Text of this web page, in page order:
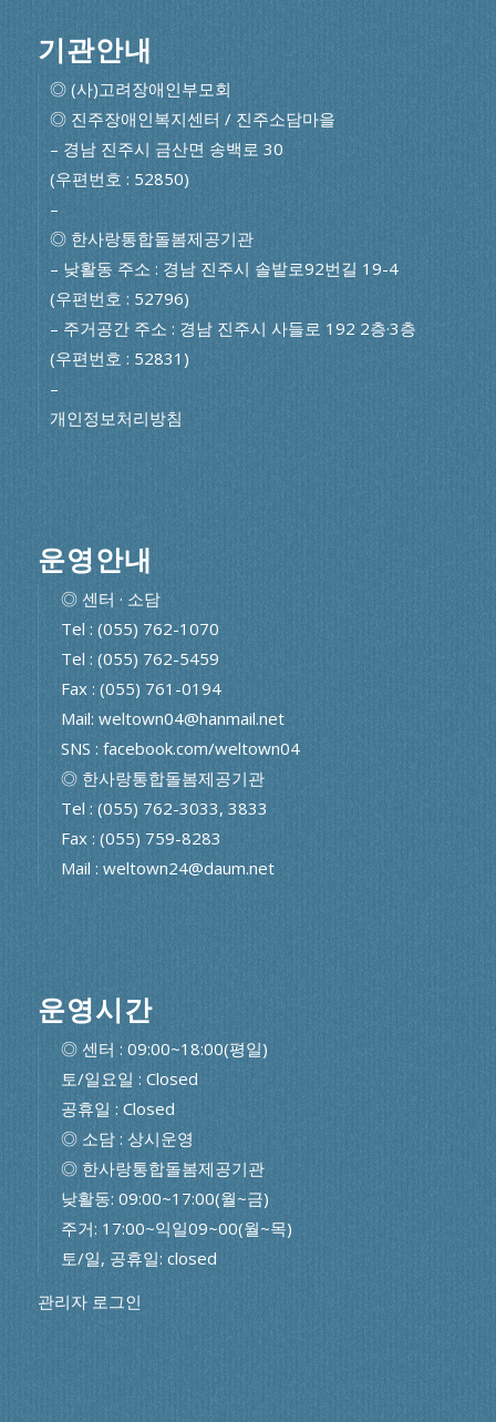
기관안내
◎ (사)고려장애인부모회
◎ 진주장애인복지센터 / 진주소담마을
– 경남 진주시 금산면 송백로 30
(우편번호 : 52850)
–
◎ 한사랑통합돌봄제공기관
– 낮활동 주소 : 경남 진주시 솔밭로92번길 19-4
(우편번호 : 52796)
– 주거공간 주소 : 경남 진주시 사들로 192 2층·3층
(우편번호 : 52831)
–
개인정보처리방침
운영안내
◎ 센터 · 소담
Tel : (055) 762-1070
Tel : (055) 762-5459
Fax : (055) 761-0194
Mail: weltown04@hanmail.net
SNS : facebook.com/weltown04
◎ 한사랑통합돌봄제공기관
Tel : (055) 762-3033, 3833
Fax : (055) 759-8283
Mail : weltown24@daum.net
운영시간
◎ 센터 : 09:00~18:00(평일)
토/일요일 : Closed
공휴일 : Closed
◎ 소담 : 상시운영
◎ 한사랑통합돌봄제공기관
낮활동: 09:00~17:00(월~금)
주거: 17:00~익일09~00(월~목)
토/일, 공휴일: closed
관리자 로그인